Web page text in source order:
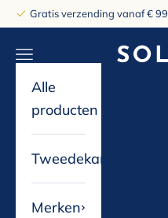
Naar inhoudGratis verzending vanaf € 99
solfelt
Navigatiemenu openen
Alle
producten
Tweedekans
Merken